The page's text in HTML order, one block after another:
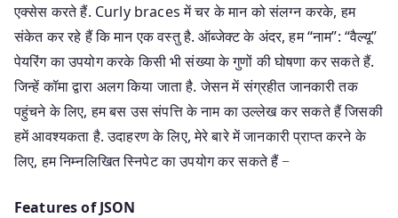
एक्सेस करते हैं. Curly braces में चर के मान को संलग्न करके, हम
संकेत कर रहे हैं कि मान एक वस्तु है. ऑब्जेक्ट के अंदर, हम “नाम”: “वैल्यू”
पेयरिंग का उपयोग करके किसी भी संख्या के गुणों की घोषणा कर सकते हैं.
जिन्हें कॉमा द्वारा अलग किया जाता है. जेसन में संग्रहीत जानकारी तक
पहुंचने के लिए, हम बस उस संपत्ति के नाम का उल्लेख कर सकते हैं जिसकी
हमें आवश्यकता है. उदाहरण के लिए, मेरे बारे में जानकारी प्राप्त करने के
लिए, हम निम्नलिखित स्निपेट का उपयोग कर सकते हैं −
Features of JSON